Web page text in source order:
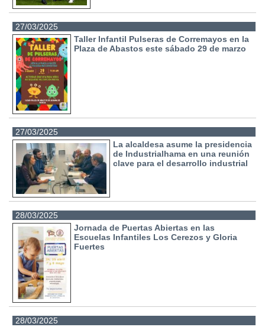
27/03/2025
Taller Infantil Pulseras de Corremayos en la
Plaza de Abastos este sábado 29 de marzo
27/03/2025
La alcaldesa asume la presidencia
de Industrialhama en una reunión
clave para el desarrollo industrial
28/03/2025
Jornada de Puertas Abiertas en las
Escuelas Infantiles Los Cerezos y Gloria
Fuertes
28/03/2025